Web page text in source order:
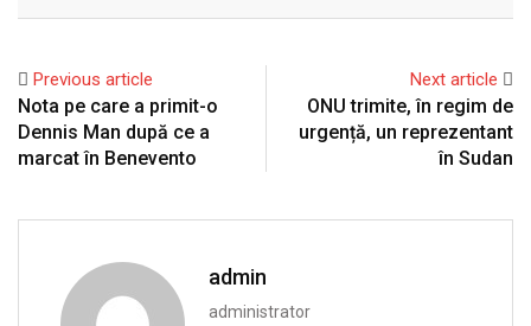
Previous article
Nota pe care a primit-o
Dennis Man după ce a
marcat în Benevento
Next article
ONU trimite, în regim de
urgență, un reprezentant
în Sudan
admin
administrator